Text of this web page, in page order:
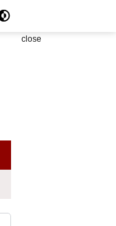
close